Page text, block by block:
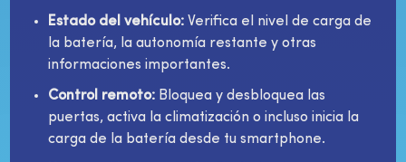
Estado del vehículo:Verifica el nivel de carga de
la batería, la autonomía restante y otras
informaciones importantes.
Control remoto:Bloquea y desbloquea las
puertas, activa la climatización o incluso inicia la
carga de la batería desde tu smartphone.